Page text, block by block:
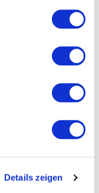
Details zeigen
(Os